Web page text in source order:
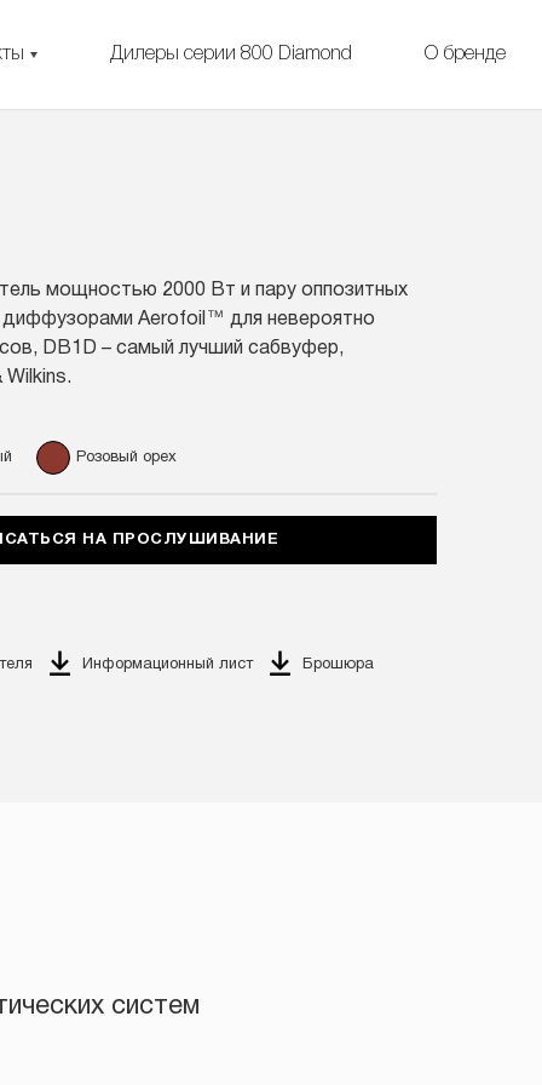
Дилеры серии 800 Diamond О бренде
мощностью 2000 Вт и пару оппозитных
Aerofoil™ для невероятно
DB1D – самый лучший сабвуфер,
Розовый орех
НА ПРОСЛУШИВАНИЕ
Информационный лист Брошюра
систем